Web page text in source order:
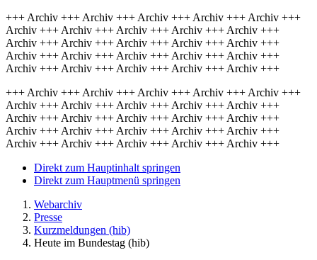
+++ Archiv +++ Archiv +++ Archiv +++ Archiv +++ Archiv +++
Archiv +++ Archiv +++ Archiv +++ Archiv +++ Archiv +++
Archiv +++ Archiv +++ Archiv +++ Archiv +++ Archiv +++
Archiv +++ Archiv +++ Archiv +++ Archiv +++ Archiv +++
Archiv +++ Archiv +++ Archiv +++ Archiv +++ Archiv +++
+++ Archiv +++ Archiv +++ Archiv +++ Archiv +++ Archiv +++
Archiv +++ Archiv +++ Archiv +++ Archiv +++ Archiv +++
Archiv +++ Archiv +++ Archiv +++ Archiv +++ Archiv +++
Archiv +++ Archiv +++ Archiv +++ Archiv +++ Archiv +++
Archiv +++ Archiv +++ Archiv +++ Archiv +++ Archiv +++
Direkt zum Hauptinhalt springen
Direkt zum Hauptmenü springen
Webarchiv
Presse
Kurzmeldungen (hib)
Heute im Bundestag (hib)